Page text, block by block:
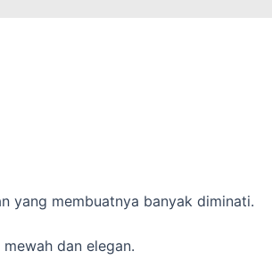
yang membuatnya banyak diminati.
dan elegan.